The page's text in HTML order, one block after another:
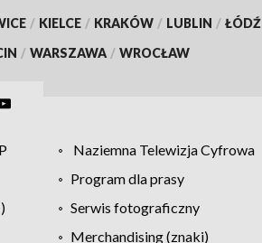
/ KIELCE / KRAKÓW / LUBLIN / ŁÓDŹ
/ WARSZAWA / WROCŁAW
Naziemna Telewizja Cyfrowa
Program dla prasy
Serwis fotograficzny
Merchandising (znaki)